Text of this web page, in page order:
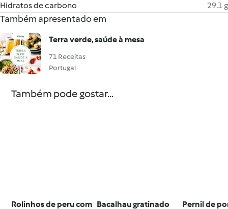
Hidratos de carbono
29.1 g
Também apresentado em
Terra verde, saúde à mesa
71 Receitas
Portugal
Também pode gostar...
Rolinhos de peru com Bacalhau gratinado
Pernil de